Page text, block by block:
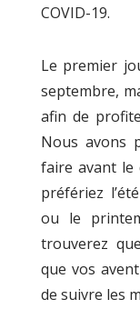
COVID-19.
Le premier
septembre,
afin de
Nous avons
faire avant le
préfériez
ou le
trouverez
que vos
de suivre les